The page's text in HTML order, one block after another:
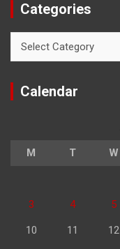
Categories
Calendar
M T W
3 4 5
10 11 12